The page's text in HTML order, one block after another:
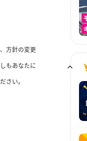
方針の変更
もあなたに
さい。